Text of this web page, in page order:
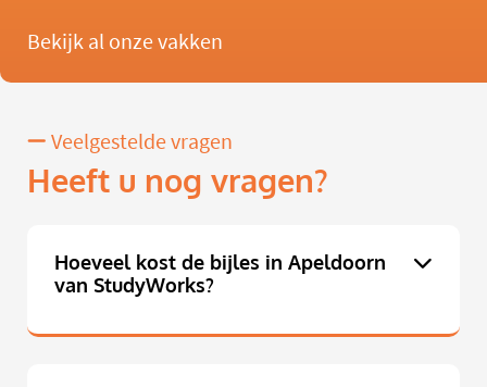
Bekijk al onze vakken
Veelgestelde vragen
Heeft u nog vragen?
Hoeveel kost de bijles in Apeldoorn
van StudyWorks?